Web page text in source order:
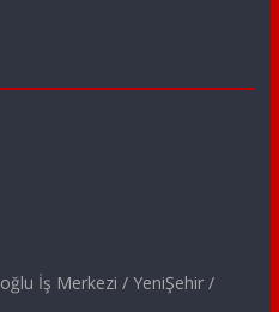
İş Merkezi / YeniŞehir /